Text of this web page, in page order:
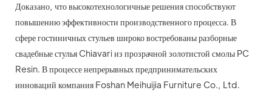
Доказано, что высокотехнологичные решения способствуют
повышению эффективности производственного процесса. В
сфере гостиничных стульев широко востребованы разборные
свадебные стулья Chiavari из прозрачной золотистой смолы PC
Resin. В процессе непрерывных предпринимательских
инноваций компания Foshan Meihuijia Furniture Co., Ltd.